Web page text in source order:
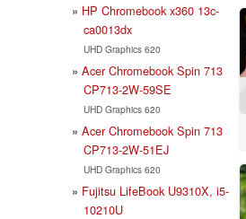
HP Chromebook x360 13c-
ca0013dx
UHD Graphics 620
Acer Chromebook Spin 713
CP713-2W-59SE
UHD Graphics 620
Acer Chromebook Spin 713
CP713-2W-51EJ
UHD Graphics 620
Fujitsu LifeBook U9310X, i5-
10210U